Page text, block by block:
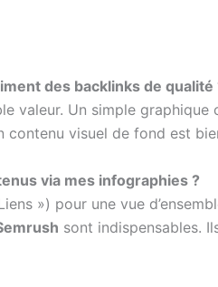
des backlinks de qualité
valeur. Un simple
visuel de fond est
via mes infographies ?
») pour une vue
sont indispensables.